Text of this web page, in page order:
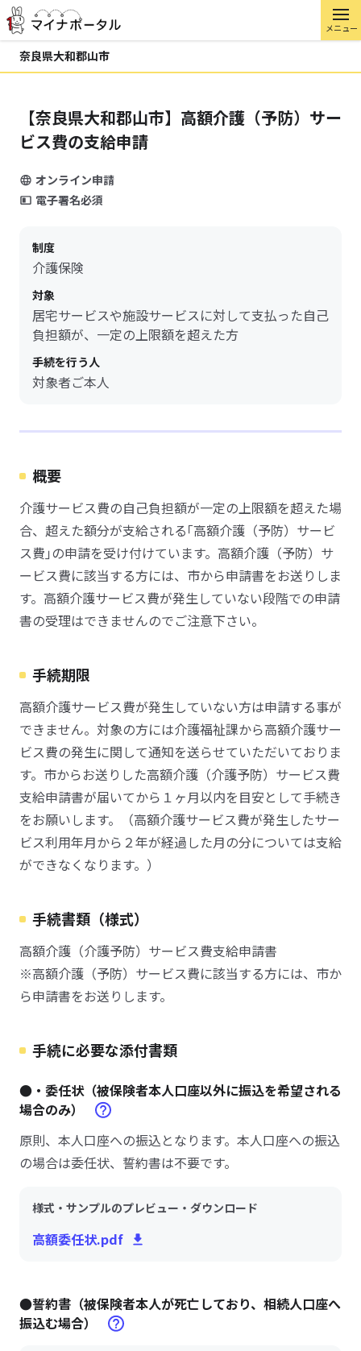
メニュー
奈良県大和郡山市
【奈良県大和郡山市】高額介護（予防）サー
ビス費の支給申請
オンライン申請
電子署名必須
制度
介護保険
対象
居宅サービスや施設サービスに対して支払った自己
負担額が、一定の上限額を超えた方
手続を行う人
対象者ご本人
概要
介護サービス費の自己負担額が一定の上限額を超えた場
合、超えた額分が支給される｢高額介護（予防）サービ
ス費｣の申請を受け付けています。高額介護（予防）サ
ービス費に該当する方には、市から申請書をお送りしま
す。高額介護サービス費が発生していない段階での申請
書の受理はできませんのでご注意下さい。
手続期限
高額介護サービス費が発生していない方は申請する事が
できません。対象の方には介護福祉課から高額介護サー
ビス費の発生に関して通知を送らせていただいておりま
す。市からお送りした高額介護（介護予防）サービス費
支給申請書が届いてから１ヶ月以内を目安として手続き
をお願いします。（高額介護サービス費が発生したサー
ビス利用年月から２年が経過した月の分については支給
ができなくなります。）
手続書類（様式）
高額介護（介護予防）サービス費支給申請書
※高額介護（予防）サービス費に該当する方には、市か
ら申請書をお送りします。
手続に必要な添付書類
●・委任状（被保険者本人口座以外に振込を希望される
場合のみ）
原則、本人口座への振込となります。本人口座への振込
の場合は委任状、誓約書は不要です。
様式・サンプルのプレビュー・ダウンロード
高額委任状.pdf
●誓約書（被保険者本人が死亡しており、相続人口座へ
振込む場合）